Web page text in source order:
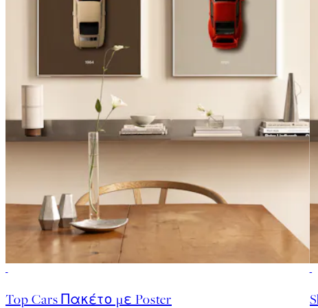
Top Cars Πακέτο με Poster